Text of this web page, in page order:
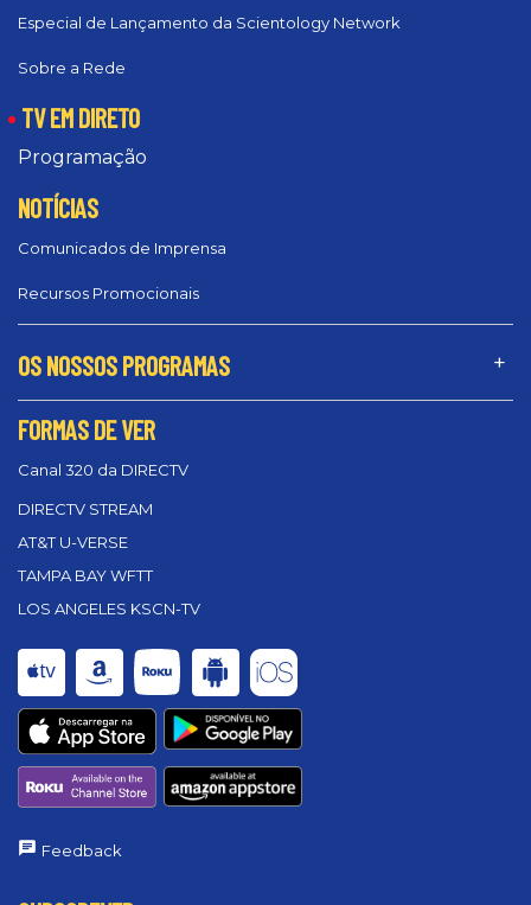
Especial de Lançamento da Scientology Network
Sobre a Rede
TV EM DIRETO
Programação
NOTÍCIAS
Comunicados de Imprensa
Recursos Promocionais
OS NOSSOS PROGRAMAS
FORMAS DE VER
Canal 320 da DIRECTV
DIRECTV STREAM
AT&T U-VERSE
TAMPA BAY WFTT
LOS ANGELES KSCN-TV
Feedback